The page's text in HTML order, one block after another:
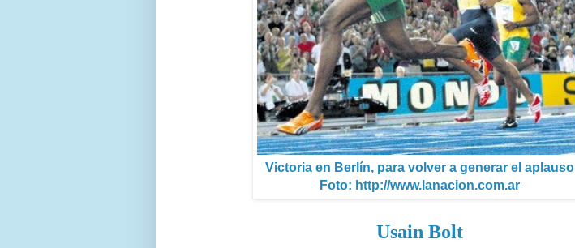
Victoria en Berlín, para volver a generar el aplauso
Foto: http://www.lanacion.com.ar
Usain Bolt